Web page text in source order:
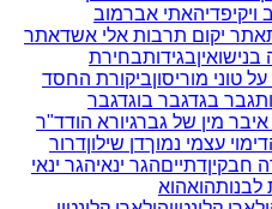
אתי אברמוב
אתר יקום תרבות אלי אשדאתר
בנישואיןבגידותבחירת
טוני מוריסוןביקורת החסד
גבר בגדגבר בוגדגבר
איבר מין של גברגיורא הודד"ר
דימוי עצמי נמוךדן שילוןדרור
חבקיןדתייםהגר ינאיהגר ינאי
לבנותהואהוא